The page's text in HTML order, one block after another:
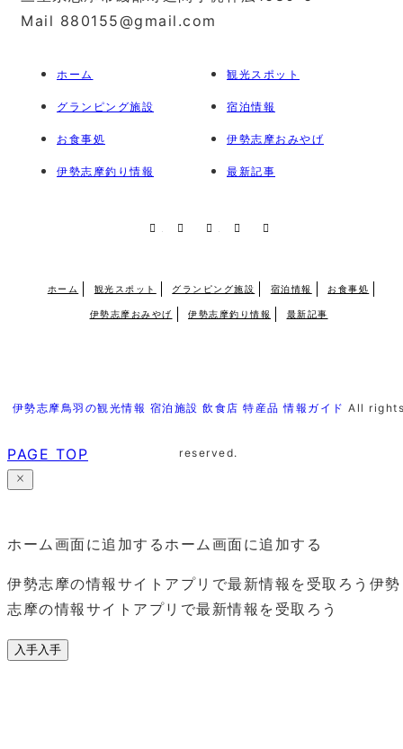
Mail 880155@gmail.com
ホーム 観光スポット
グランピング施設 宿泊情報
お食事処 伊勢志摩おみやげ
伊勢志摩釣り情報 最新記事
Facebook
Instagram
Pinterest
RSS
ホーム 観光スポット グランピング施設 宿泊情報 お食事処
伊勢志摩おみやげ 伊勢志摩釣り情報 最新記事
伊勢志摩鳥羽の観光情報 宿泊施設 飲食店 特産品 情報ガイド All
reserved.
PAGE TOP
ホーム画面に追加する ホーム画面に追加する
伊勢志摩の情報サイトアプリで最新情報を受取ろう 伊勢
志摩の情報サイトアプリで最新情報を受取ろう
入手 入手